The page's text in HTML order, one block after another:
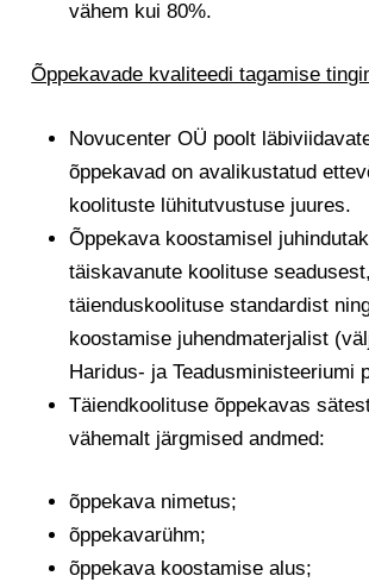
vähem kui 80%.
Õppekavade kvaliteedi tagamise
Novucenter OÜ poolt
õppekavad on avalikustatud
koolituste lühitutvustuse juures.
Õppekava koostamisel
täiskavanute koolituse seadusest,
täienduskoolituse standardist
koostamise juhendmaterjalist
Haridus- ja Teadusministeeriumi
Täiendkoolituse õppekavas
vähemalt järgmised andmed:
õppekava nimetus;
õppekavarühm;
õppekava koostamise alus;